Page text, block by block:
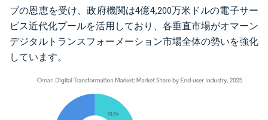
ブの恩恵を受け、政府機関は4億4,200万米ドルの電子サー
ビス近代化プールを活用しており、各垂直市場がオマーン
デジタルトランスフォーメーション市場全体の勢いを強化
しています。